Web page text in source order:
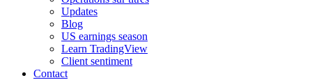
Updates
Blog
US earnings season
Learn TradingView
Client sentiment
Contact